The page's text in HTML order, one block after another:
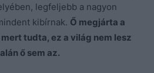
legfeljebb a nagyon
kibírnak. Ő megjárta a
tudta, ez a világ nem lesz
ő sem az.